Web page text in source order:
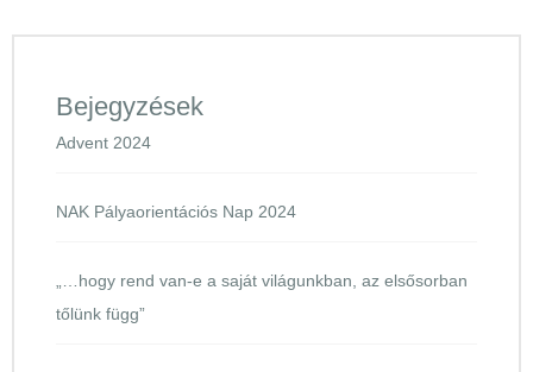
Bejegyzések
Advent 2024
NAK Pályaorientációs Nap 2024
„…hogy rend van-e a saját világunkban, az elsősorban
tőlünk függ”